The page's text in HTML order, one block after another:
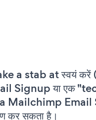
a stab at स्वयं
Signup या एक
a Mailchimp
कर सकता है।